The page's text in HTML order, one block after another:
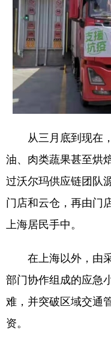
从三月底到现在
油、肉类蔬果甚至烘
过沃尔玛供应链团队
门店和云仓，再由门
上海居民手中。
在上海以外，由
部门协作组成的应急
难，并突破区域交通
资。